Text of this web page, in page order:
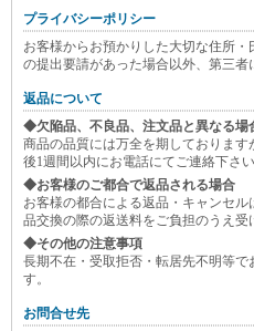
プライバシーポリシー
お客様からお預かりした大切な住所
の提出要請があった場合以外、第三
返品について
◆欠陥品、不良品、注文品と異なる場
商品の品質には万全を期しておりま
後1週間以内にお電話にてご連絡下さ
◆お客様のご都合で返品される場合
お客様の都合による返品・キャンセ
品交換の際の返送料をご負担のうえ受
◆その他の注意事項
長期不在・受取拒否・転居先不明等
す。
お問合せ先